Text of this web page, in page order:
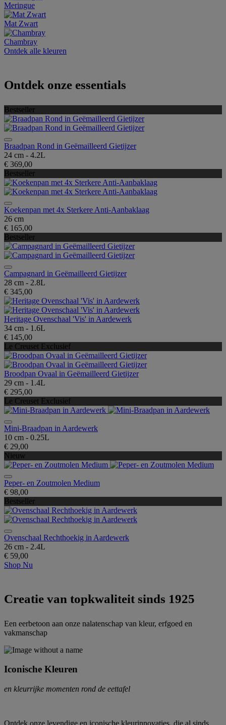
Meringue
Mat Zwart
Chambray
Ontdek alle kleuren
Ontdek onze essentials
Bestseller
Braadpan Rond in Geëmailleerd Gietijzer
24 cm - 4.2L
€ 369,00
Bestseller
Koekenpan met 4x Sterkere Anti-Aanbaklaag
26 cm
€ 165,00
Bestseller
Campagnard in Geëmailleerd Gietijzer
28 cm - 2.8L
€ 345,00
Heritage Ovenschaal 'Vis' in Aardewerk
34 cm - 1.6L
€ 145,00
Le Creuset Exclusief
Broodpan Ovaal in Geëmailleerd Gietijzer
29 cm - 1.4L
€ 295,00
Le Creuset Exclusief
Mini-Braadpan in Aardewerk
10 cm - 0.25L
€ 29,00
Nieuw
Peper- en Zoutmolen Medium
€ 98,00
Bestseller
Ovenschaal Rechthoekig in Aardewerk
26 cm - 2.4L
€ 59,00
Shop Nu
Creatie van topkwaliteit sinds 1925
Een eerbetoon aan onze nalatenschap van kleur, erfgoed en
vakmanschap
Iconische Kleuren
en kleurrijke momenten rond de eettafel